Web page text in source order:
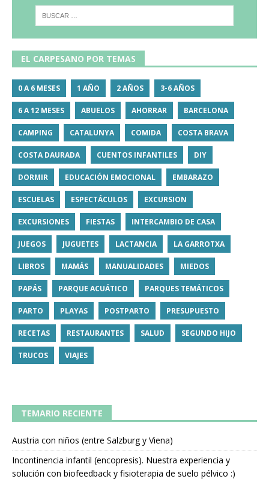
EL CARPESANO POR TEMAS
0 A 6 MESES 1 AÑO 2 AÑOS 3-6 AÑOS
6 A 12 MESES ABUELOS AHORRAR BARCELONA
CAMPING CATALUNYA COMIDA COSTA BRAVA
COSTA DAURADA CUENTOS INFANTILES DIY
DORMIR EDUCACIÓN EMOCIONAL EMBARAZO
ESCUELAS ESPECTÁCULOS EXCURSION
EXCURSIONES FIESTAS INTERCAMBIO DE CASA
JUEGOS JUGUETES LACTANCIA LA GARROTXA
LIBROS MAMÁS MANUALIDADES MIEDOS
PAPÁS PARQUE ACUÁTICO PARQUES TEMÁTICOS
PARTO PLAYAS POSTPARTO PRESUPUESTO
RECETAS RESTAURANTES SALUD SEGUNDO HIJO
TRUCOS VIAJES
TEMARIO RECIENTE
Austria con niños (entre Salzburg y Viena)
Incontinencia infantil (encopresis). Nuestra experiencia y
solución con biofeedback y fisioterapia de suelo pélvico :)